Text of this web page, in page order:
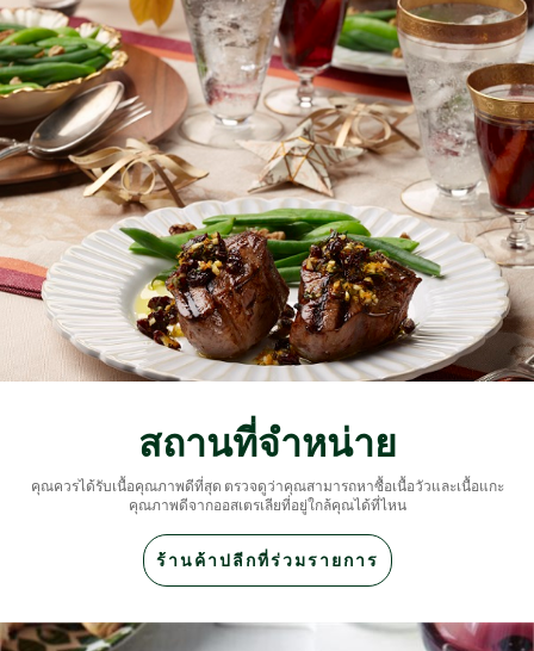
สถานที่จำหน่าย
คุณควรได้รับเนื้อคุณภาพดีที่สุด ตรวจดูว่าคุณสามารถหาซื้อเนื้อวัวและเนื้อแกะ
คุณภาพดีจากออสเตรเลียที่อยู่ใกล้คุณได้ที่ไหน
ร้านค้าปลีกที่ร่วมรายการ